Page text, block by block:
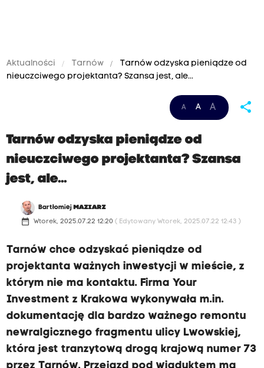
Aktualności Tarnów
Tarnów odzyska pieniądze od
nieuczciwego projektanta? Szansa jest, ale...
A A A share
Tarnów odzyska pieniądze od
nieuczciwego projektanta? Szansa
jest, ale...
Bartłomiej MAZIARZ
date_range Wtorek, 2025.07.22 12:20 ( Edytowany Wtorek, 2025.07.22 12:43 )
Tarnów chce odzyskać pieniądze od
projektanta ważnych inwestycji w mieście, z
którym nie ma kontaktu. Firma Your
Investment z Krakowa wykonywała m.in.
dokumentację dla bardzo ważnego remontu
newralgicznego fragmentu ulicy Lwowskiej,
która jest tranzytową drogą krajową numer 73